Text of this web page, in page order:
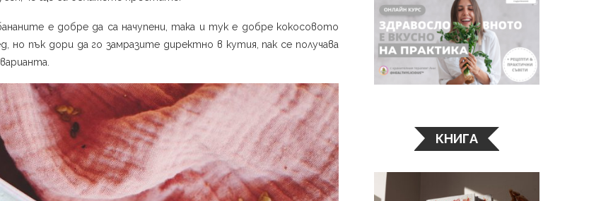
е добре да са начупени, така и тук е добре кокосовото
но пък дори да го замразите директно в кутия, пак се получава
КНИГА